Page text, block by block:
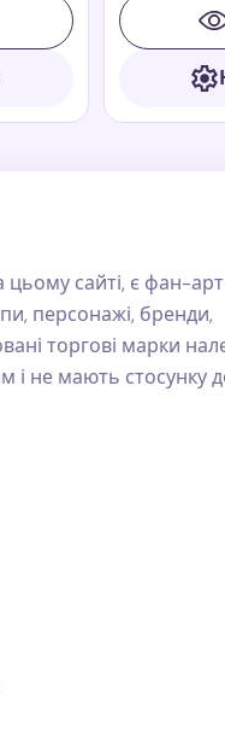
цьому сайті, є фан-
персонажі, бренди,
торгові марки
і не мають стосунку